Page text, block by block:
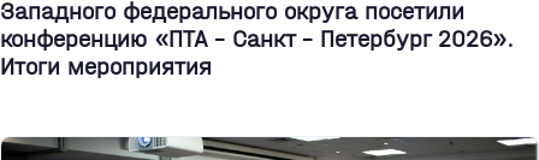
Западного федерального округа посетили
конференцию «ПТА – Санкт - Петербург 2026».
Итоги мероприятия